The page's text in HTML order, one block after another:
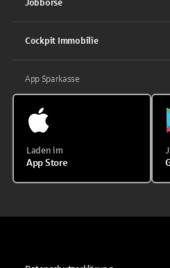
Jobbörse
Cockpit Immobilie
App Sparkasse
Laden im
App Store